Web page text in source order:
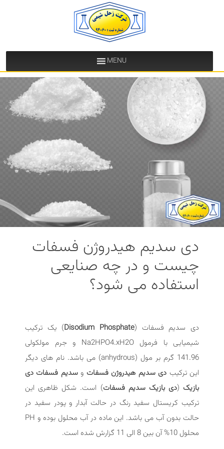
MENU
دی سدیم هیدروژن فسفات
چیست و در چه صنایعی
استفاده می شود؟
دی سدیم فسفات (Disodium Phosphate) یک ترکیب
شیمیایی با فرمول Na2HPO4.xH2O و جرم مولکولی
141.96 گرم بر مول (anhydrous) می باشد. نام های دیگر
این ترکیب دی سدیم هیدروژن فسفات وسدیم فسفات دی
بازیک (دی بازیک سدیم فسفات) است. شکل ظاهری این
ترکیب کریستال سفید رنگ در حالت آبدار و پودر سفید در
حالت بدون آب می باشد. این ماده در آب محلول بوده و PH
محلول 10% آن بین 8 الی 11 گزارش شده است.